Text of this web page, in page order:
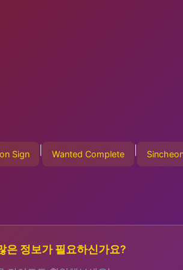
Sign Wanted Complete
은 정보가 필요하신가요?